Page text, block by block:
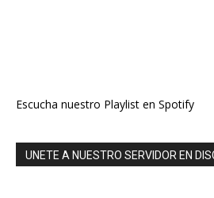
Escucha nuestro Playlist en Spotify
UNETE A NUESTRO SERVIDOR EN